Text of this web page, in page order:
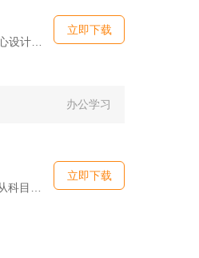
画吧儿童版通过精心设计的用户界面，使得即便是年幼的孩子也能够...
立即下载
办公学习
趣学车APP内置了从科目一理论到科目四安全文明驾驶知识的全面...
立即下载